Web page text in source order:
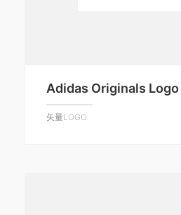
Adidas Originals Logo
矢量LOGO